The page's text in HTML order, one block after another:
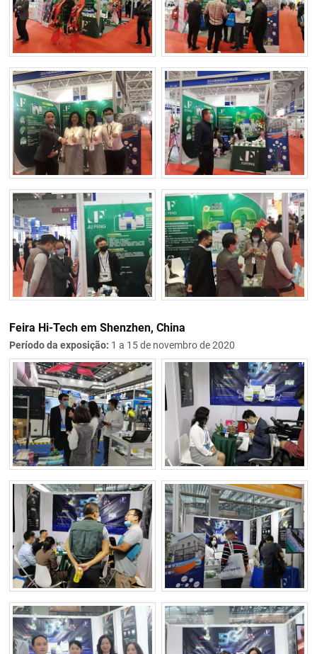
Feira Hi-Tech em Shenzhen, China
Período da exposição: 1 a 15 de novembro de 2020